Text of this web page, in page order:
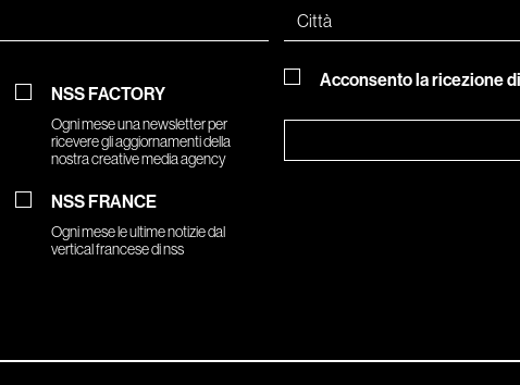
NSS FACTORY
Ogni mese una newsletter per
ricevere gli aggiornamenti della
nostra creative media agency
NSS FRANCE
Ogni mese le ultime notizie dal
vertical francese di nss
Acconsento la ricezione